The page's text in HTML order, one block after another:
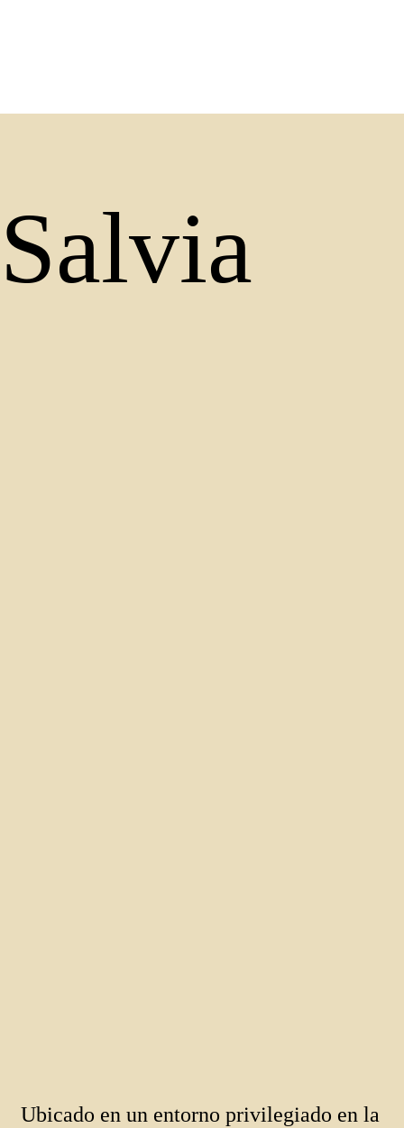
Salvia
Ubicado en un entorno privilegiado en la